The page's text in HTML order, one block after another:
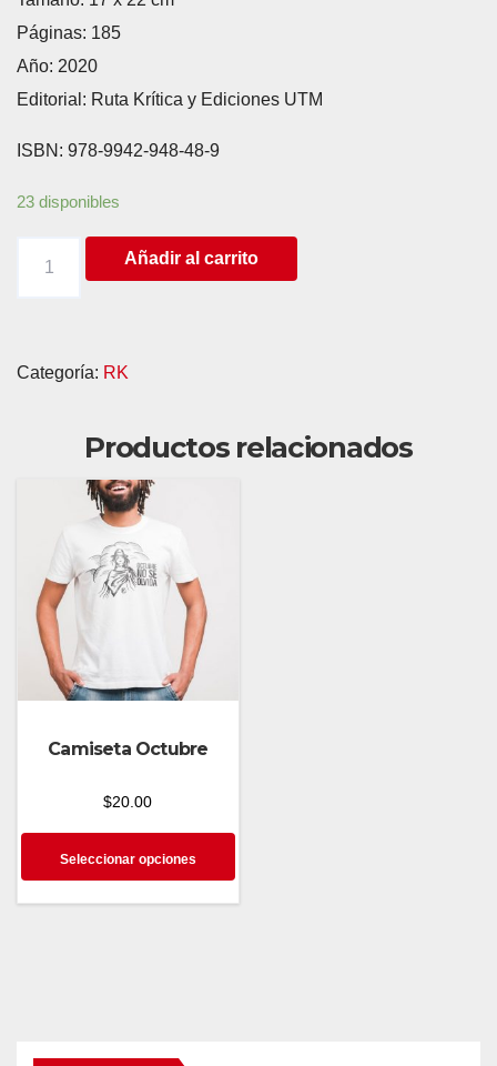
Páginas: 185
Año: 2020
Editorial: Ruta Krítica y Ediciones UTM
ISBN: 978-9942-948-48-9
23 disponibles
los
Añadir al carrito
Categoría: RK
Productos relacionados
Camiseta Octubre
$20.00
Seleccionar opciones